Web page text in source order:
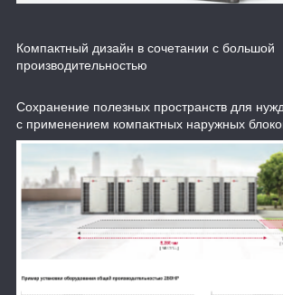
Компактный дизайн в сочетании с большой
производительностью
Сохранение полезных пространств для
с применением компактных наружных